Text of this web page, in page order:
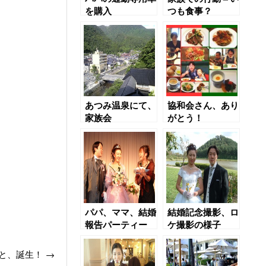
、誕生！ →
を購入
つも食事？
あつみ温泉にて、
家族会
協和会さん、あり
がとう！
パパ、ママ、結婚
報告パーティー
結婚記念撮影、ロ
ケ撮影の様子